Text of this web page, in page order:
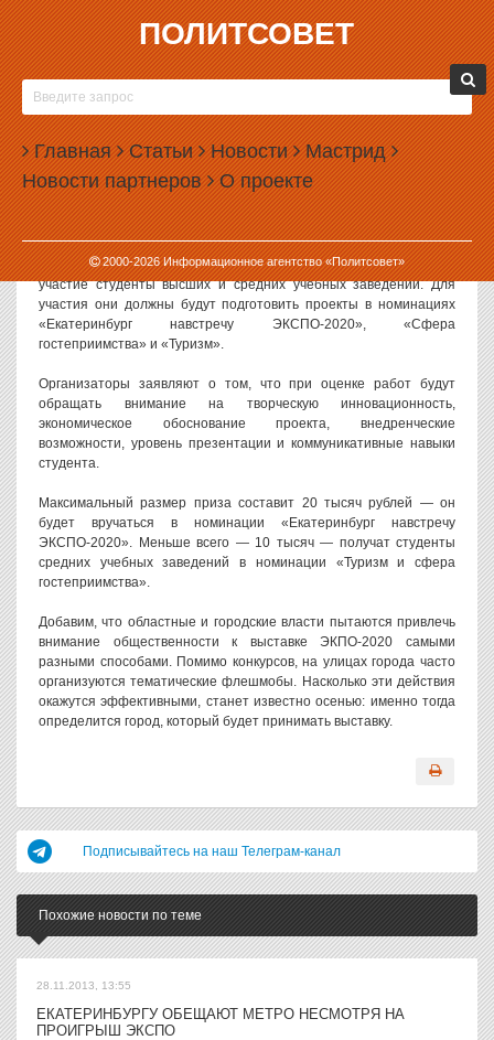
ПОЛИТСОВЕТ
Главная Статьи Новости Мастрид
Новости партнеров О проекте
2000-2026Информационное агентство «Политсовет»
23.05.2013, 17:46
СТУДЕНТАМ ЗАПЛАТЯТ ЗА ПРОПАГАНДУ
ЭКСПО
В Екатеринбурге объявлен конкурс на лучшие студенческие
проекты, посвященные выставке ЭКСПО-2020. Максимальный
приз за победу составит 20 тысяч рублей.
Распоряжение о проведении конкурса подписал сити-менеджер
Екатеринбурга Александр Якоб. В конкурсе смогут принять
участие студенты высших и средних учебных заведений. Для
участия они должны будут подготовить проекты в номинациях
«Екатеринбург навстречу ЭКСПО-2020», «Сфера
гостеприимства» и «Туризм».
Организаторы заявляют о том, что при оценке работ будут
обращать внимание на творческую инновационность,
экономическое обоснование проекта, внедренческие
возможности, уровень презентации и коммуникативные навыки
студента.
Максимальный размер приза составит 20 тысяч рублей — он
будет вручаться в номинации «Екатеринбург навстречу
ЭКСПО-2020». Меньше всего — 10 тысяч — получат студенты
средних учебных заведений в номинации «Туризм и сфера
гостеприимства».
Добавим, что областные и городские власти пытаются привлечь
внимание общественности к выставке ЭКПО-2020 самыми
разными способами. Помимо конкурсов, на улицах города часто
организуются тематические флешмобы. Насколько эти действия
окажутся эффективными, станет известно осенью: именно тогда
определится город, который будет принимать выставку.
Подписывайтесь на наш Телеграм-канал
Похожие новости по теме
28.11.2013, 13:55
ЕКАТЕРИНБУРГУ ОБЕЩАЮТ МЕТРО НЕСМОТРЯ НА
ПРОИГРЫШ ЭКСПО